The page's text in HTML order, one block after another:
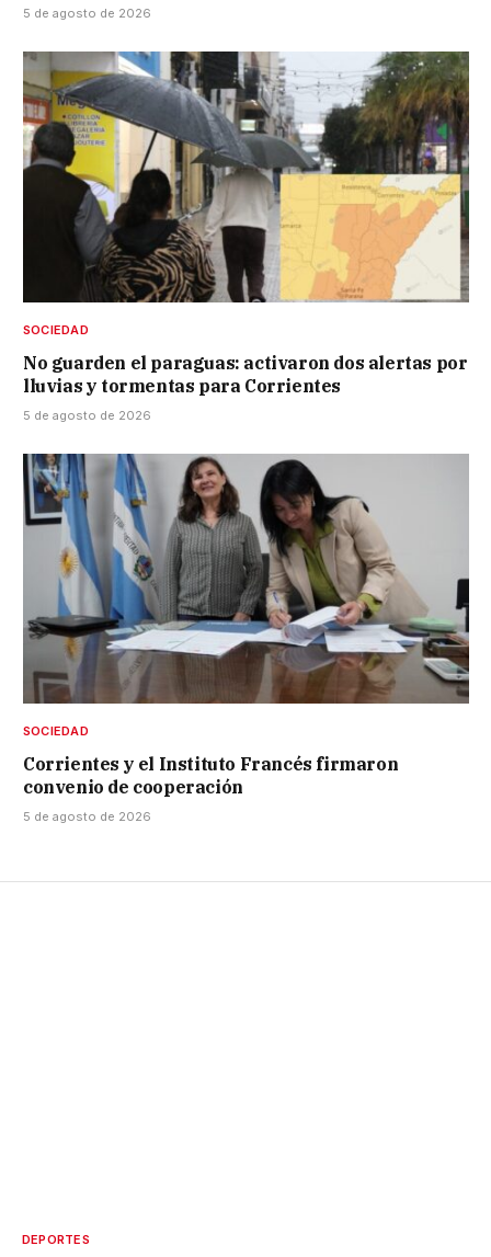
5 de agosto de 2026
SOCIEDAD
No guarden el paraguas: activaron dos alertas por
lluvias y tormentas para Corrientes
5 de agosto de 2026
SOCIEDAD
Corrientes y el Instituto Francés firmaron
convenio de cooperación
5 de agosto de 2026
DEPORTES